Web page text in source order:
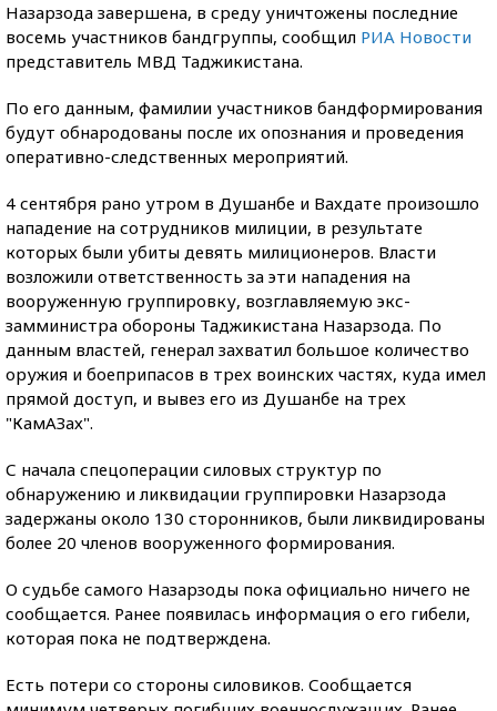
Назарзода завершена, в среду уничтожены последние
восемь участников бандгруппы, сообщил РИА Новости
представитель МВД Таджикистана.
По его данным, фамилии участников бандформирования
будут обнародованы после их опознания и проведения
оперативно-следственных мероприятий.
4 сентября рано утром в Душанбе и Вахдате произошло
нападение на сотрудников милиции, в результате
которых были убиты девять милиционеров. Власти
возложили ответственность за эти нападения на
вооруженную группировку, возглавляемую экс-
замминистра обороны Таджикистана Назарзода. По
данным властей, генерал захватил большое количество
оружия и боеприпасов в трех воинских частях, куда имел
прямой доступ, и вывез его из Душанбе на трех
"КамАЗах".
С начала спецоперации силовых структур по
обнаружению и ликвидации группировки Назарзода
задержаны около 130 сторонников, были ликвидированы
более 20 членов вооруженного формирования.
О судьбе самого Назарзоды пока официально ничего не
сообщается. Ранее появилась информация о его гибели,
которая пока не подтверждена.
Есть потери со стороны силовиков. Сообщается